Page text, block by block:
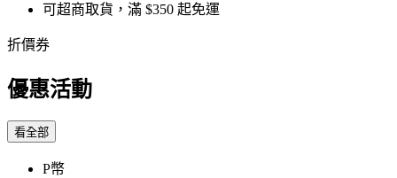
可超商取貨，滿 $350 起免運
折價券
優惠活動
看全部
P幣